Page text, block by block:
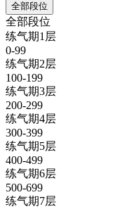
全部段位
全部段位
练气期1层
0-99
练气期2层
100-199
练气期3层
200-299
练气期4层
300-399
练气期5层
400-499
练气期6层
500-699
练气期7层